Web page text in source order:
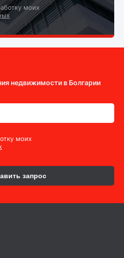
моих
недвижимости в Болгарии
моих
запрос